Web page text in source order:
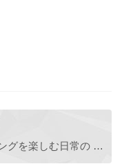
晴れ渡る日曜日、みんなでショッピングを楽しむ日常の BGM 素材です。